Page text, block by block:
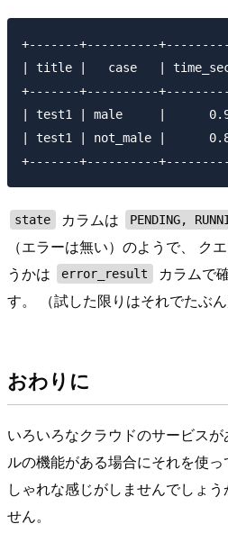
+-------+----------
| title |   case   |
+-------+----------
| test1 | male     |      0.9 |
| test1 | not_male |
state カラムは PENDING,
（エラーは無い）のようで、 ク
うかは
error_result
カラムで
す。 （試した限りはそれでたぶ
おわりに
いろいろなクラウドのサービス
ルの機能がある場合にそれを使
しゃれな感じがしませんでしょ
せん。